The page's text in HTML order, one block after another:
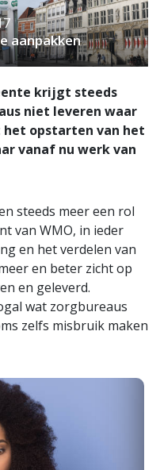
aanpakken
krijgt steeds
niet leveren waar
het opstarten van het
vanaf nu werk van
steeds meer een rol
van WMO, in ieder
en het verdelen van
en beter zicht op
en geleverd.
wat zorgbureaus
zelfs misbruik maken